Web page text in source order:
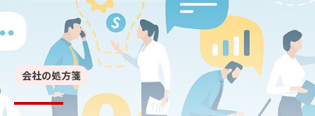
会社の処方箋